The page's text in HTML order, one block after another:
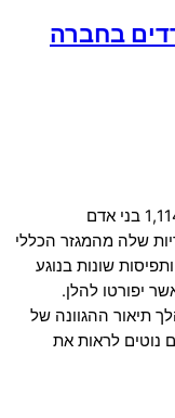
בחברה
החברה החרדית בישראל כיום מונה כ- 1,114,285 בני אדם
בייחודיות שלה מהמגזר הכללי
שונות בנוגע
יפורטו להלן.
תיאור ההגוונה של
נוטים לראות את